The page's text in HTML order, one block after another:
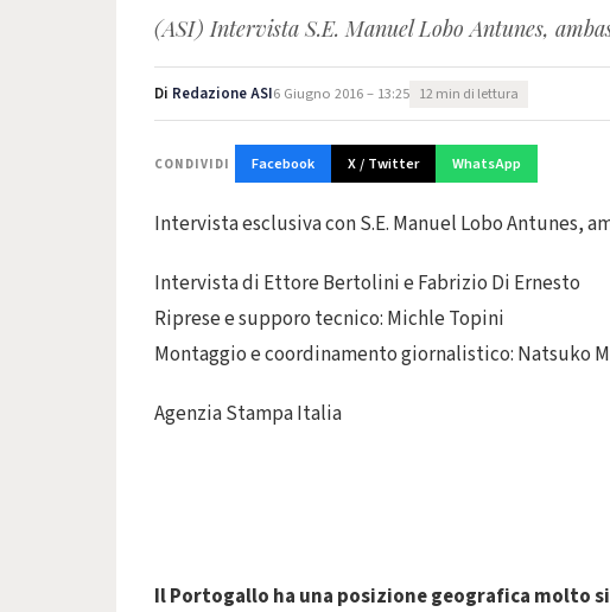
(ASI) Intervista S.E. Manuel Lobo Antunes,
Di Redazione ASI6 Giugno 2016 – 13:25 12 min di lettura
CONDIVIDI Facebook X / Twitter WhatsApp
Intervista esclusiva con S.E. Manuel Lobo Antunes,
Intervista di Ettore Bertolini e Fabrizio Di Ernesto
Riprese e supporo tecnico: Michle Topini
Montaggio e coordinamento giornalistico: Natsuko
Agenzia Stampa Italia
Il Portogallo ha una posizione geografica molto